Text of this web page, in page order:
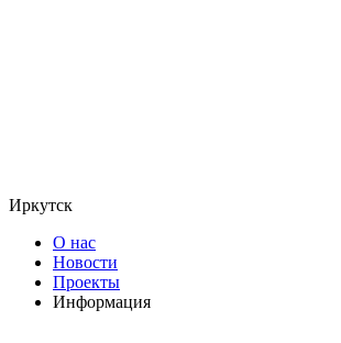
Иркутск
О нас
Новости
Проекты
Информация